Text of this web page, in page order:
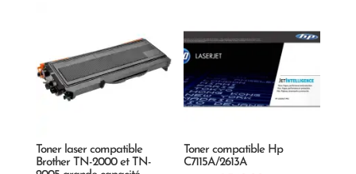
Toner laser compatible
Brother TN-2000 et TN-
Toner compatible Hp
C7115A/2613A